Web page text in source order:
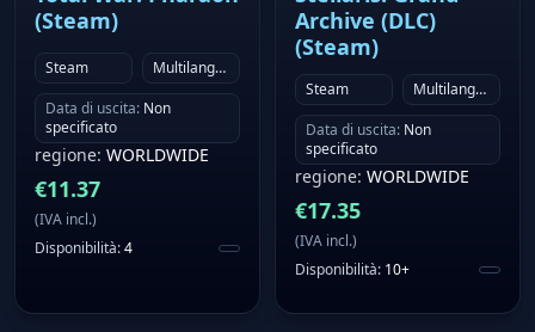
(Steam)
Steam
Multilanguage
Data di uscita: Non
specificato
regione: WORLDWIDE
€11.37
(IVA incl.)
Disponibilità:4
Archive (DLC)
(Steam)
Steam
Multilanguage
Data di uscita: Non
specificato
regione: WORLDWIDE
€17.35
(IVA incl.)
Disponibilità: 10+